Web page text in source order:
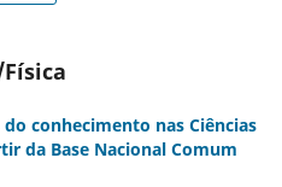
conhecimento nas Ciências
da Base Nacional Comum